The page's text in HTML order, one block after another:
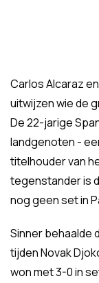
Carlos Alcaraz
uitwijzen wie de
De 22-jarige
landgenoten -
titelhouder van
tegenstander is
nog geen set in
Sinner behaalde
tijden Novak
won met 3-0 in